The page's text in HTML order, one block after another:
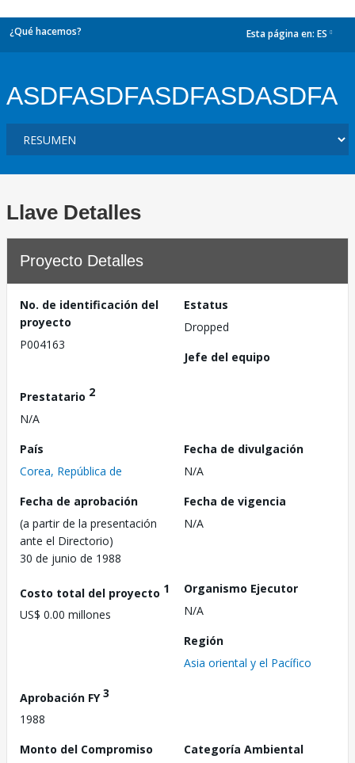
¿Qué hacemos? Esta página en: ES
ASDFASDFASDFASDASDFA
Llave Detalles
Proyecto Detalles
No. de identificación del
proyecto
P004163
Estatus
Dropped
Jefe del equipo
Prestatario 2
N/A
País
Corea, República de
Fecha de divulgación
N/A
Fecha de aprobación
(a partir de la presentación
ante el Directorio)
30 de junio de 1988
Fecha de vigencia
N/A
Costo total del proyecto 1
US$ 0.00 millones
Organismo Ejecutor
N/A
Región
Asia oriental y el Pacífico
Aprobación FY3
1988
Monto del Compromiso
Categoría Ambiental